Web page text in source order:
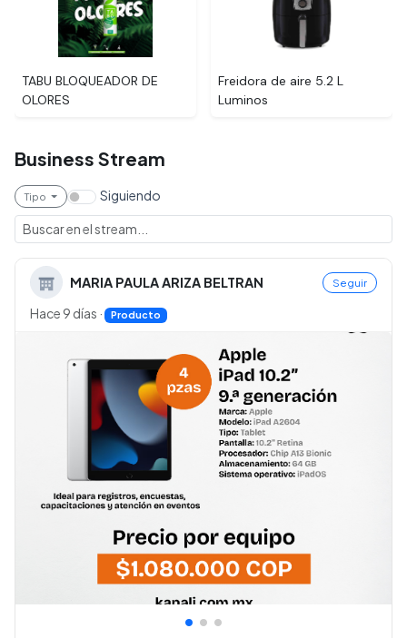
TABU BLOQUEADOR DE
OLORES
Freidora de aire 5.2 L
Luminos
Business Stream
Tipo Siguiendo
MARIA PAULA ARIZA BELTRAN Seguir
Hace 9 días · Producto
• • •